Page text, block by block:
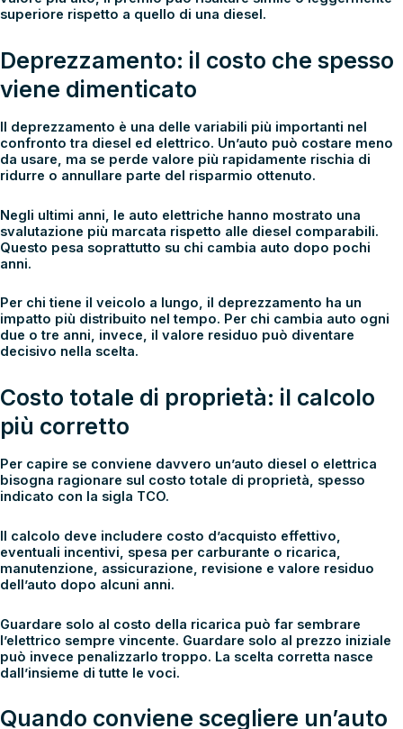
superiore rispetto a quello di una diesel.
Deprezzamento: il costo che spesso
viene dimenticato
deprezzamento è una delle variabili più importanti nel
confronto tra diesel ed elettrico. Un’auto può costare meno
da usare, ma se perde valore più rapidamente rischia di
ridurre o annullare parte del risparmio ottenuto.
Negli ultimi anni, le auto elettriche hanno mostrato una
svalutazione più marcata rispetto alle diesel comparabili.
Questo pesa soprattutto su chi cambia auto dopo pochi
anni.
Per chi tiene il veicolo a lungo, il deprezzamento ha un
impatto più distribuito nel tempo. Per chi cambia auto ogni
due o tre anni, invece, il valore residuo può diventare
decisivo nella scelta.
Costo totale di proprietà: il calcolo
più corretto
Per capire se conviene davvero un’auto diesel o elettrica
bisogna ragionare sul costo totale di proprietà, spesso
indicato con la sigla TCO.
Il calcolo deve includere costo d’acquisto effettivo,
eventuali incentivi, spesa per carburante o ricarica,
manutenzione, assicurazione, revisione e valore residuo
dell’auto dopo alcuni anni.
Guardare solo al costo della ricarica può far sembrare
l’elettrico sempre vincente. Guardare solo al prezzo iniziale
può invece penalizzarlo troppo. La scelta corretta nasce
dall’insieme di tutte le voci.
Quando conviene scegliere un’auto